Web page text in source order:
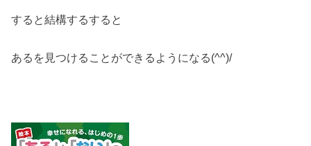
すると結構するすると
あるを見つけることができるようになる(^^)/